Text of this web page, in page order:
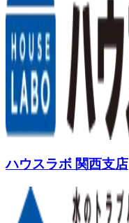
ハウスラボ 関西支店